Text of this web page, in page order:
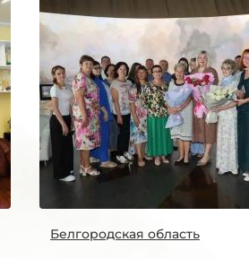
Белгородская область